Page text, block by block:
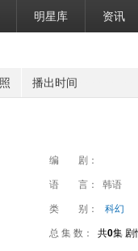
明星库 资讯
播出时间
编 剧：
语 言： 韩语
类 别： 科幻
总 集 数： 共0集 剧